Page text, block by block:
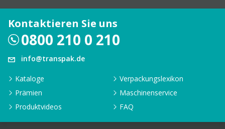
Kontaktieren Sie uns
0800 210 0 210
info@transpak.de
Kataloge
Verpackungslexikon
Prämien
Maschinenservice
Produktvideos
FAQ